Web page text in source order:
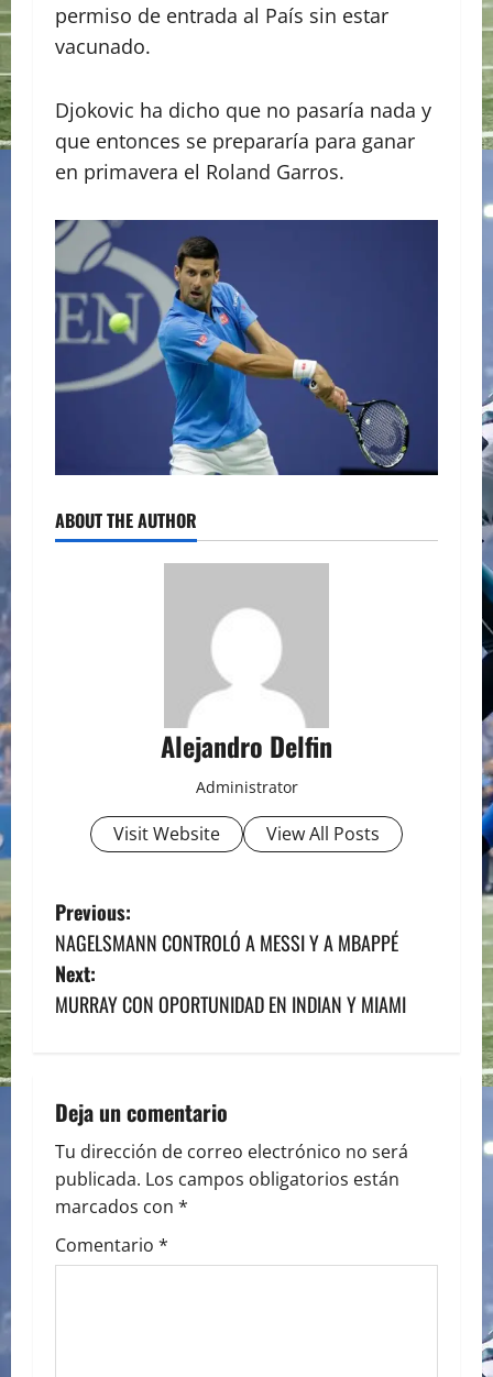
permiso de entrada al País sin estar
vacunado.
Djokovic ha dicho que no pasaría nada y
que entonces se prepararía para ganar
en primavera el Roland Garros.
ABOUT THE AUTHOR
Alejandro Delfin
Administrator
Visit Website View All Posts
P
o
s
n
a
v
i
Previous:
NAGELSMANN CONTROLÓ A MESSI Y A MBAPPÉ
Next:
MURRAY CON OPORTUNIDAD EN INDIAN Y MIAMI
Deja un comentario
Tu dirección de correo electrónico no será
publicada. Los campos obligatorios están
marcados con *
Comentario *